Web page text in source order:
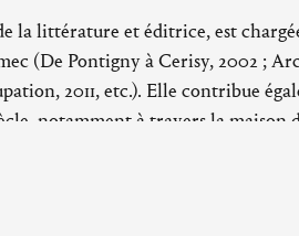
la littérature et éditrice, est
(De Pontigny à Cerisy, 2002 ;
2011, etc.). Elle contribue
notamment à travers la maison